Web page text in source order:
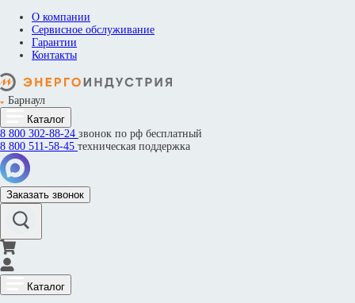
О компании
Сервисное обслуживание
Гарантии
Контакты
Барнаул
Каталог
8 800 302-88-24 звонок по рф бесплатный
8 800 511-58-45 техническая поддержка
Заказать звонок
Каталог